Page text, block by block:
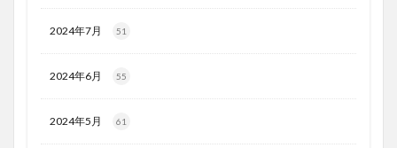
2024年7月 51
2024年6月 55
2024年5月 61